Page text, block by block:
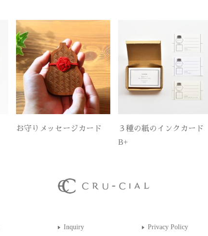
お守りメッセージカード ３種の紙のインクカード
B+
Inquiry Privacy Policy